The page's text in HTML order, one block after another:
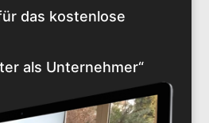
das kostenlose
als Unternehmer“